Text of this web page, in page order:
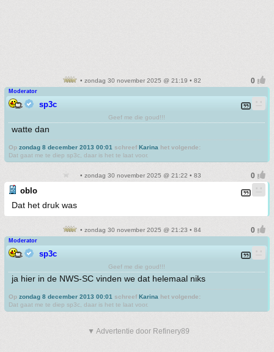
• zondag 30 november 2025 @ 21:19 • 82
Moderator
sp3c
Geef me die goud!!!
watte dan
Op zondag 8 december 2013 00:01 schreef Karina het volgende:
Dat gaat me te diep sp3c, daar is het te laat voor.
• zondag 30 november 2025 @ 21:22 • 83
oblo
Dat het druk was
• zondag 30 november 2025 @ 21:23 • 84
Moderator
sp3c
Geef me die goud!!!
ja hier in de NWS-SC vinden we dat helemaal niks
Op zondag 8 december 2013 00:01 schreef Karina het volgende:
Dat gaat me te diep sp3c, daar is het te laat voor.
▼ Advertentie door Refinery89